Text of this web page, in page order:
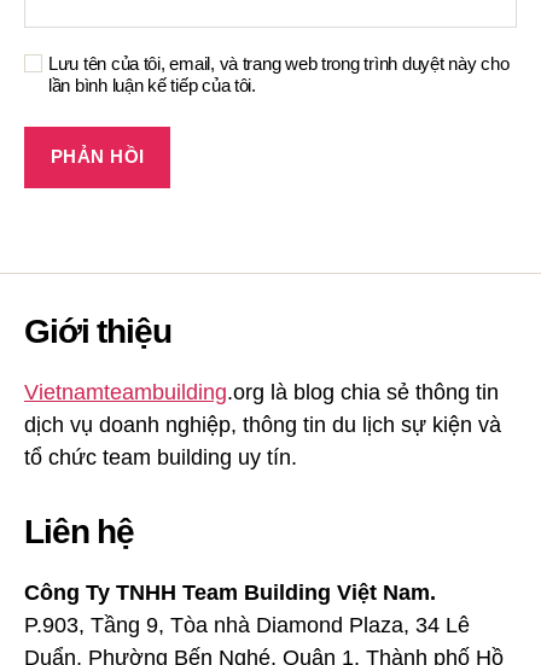
Lưu tên của tôi, email, và trang web trong trình duyệt này cho
lần bình luận kế tiếp của tôi.
Giới thiệu
Vietnamteambuilding.org là blog chia sẻ thông tin
dịch vụ doanh nghiệp, thông tin du lịch sự kiện và
tổ chức team building uy tín.
Liên hệ
Công Ty TNHH Team Building Việt Nam.
P.903, Tầng 9, Tòa nhà Diamond Plaza, 34 Lê
Duẩn, Phường Bến Nghé, Quận 1, Thành phố Hồ